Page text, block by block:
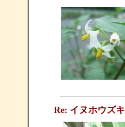
Re: イヌホウズキ